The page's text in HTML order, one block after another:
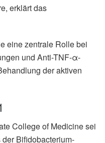
erklärt das
eine zentrale Rolle bei
und Anti-TNF-α-
der aktiven
College of Medicine sei
Bifidobacterium-